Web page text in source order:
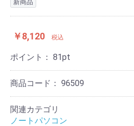
新商品
￥8,120 税込
ポイント： 81pt
商品コード： 96509
関連カテゴリ
ノートパソコン